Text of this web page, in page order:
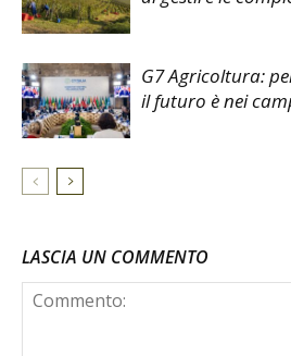
G7 Agricoltura:
il futuro è nei
LASCIA UN COMMENTO